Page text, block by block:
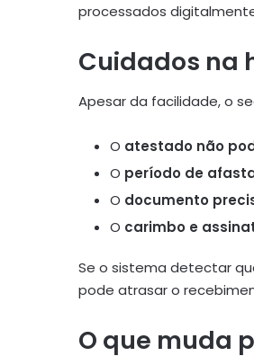
processados
Cuidados na
Apesar da facilidade, o
O atestado não
O período de
O documento
O carimbo e
Se o sistema detectar
pode atrasar o
O que muda